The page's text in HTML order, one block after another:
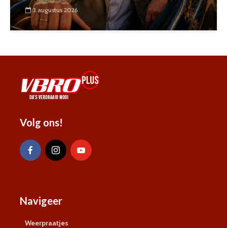
3 augustus 2026
Volg ons!
Navigeer
Weerpraatjes